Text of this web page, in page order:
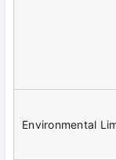
Environmental